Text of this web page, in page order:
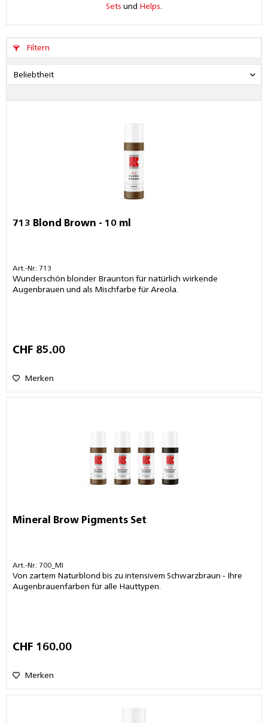
Sets und Helps
Filtern
713 Blond Brown - 10 ml
Art.-Nr.: 713
Wunderschön blonder Braunton für natürlich wirkende
Augenbrauen und als Mischfarbe für Areola.
CHF 85.00
Merken
Mineral Brow Pigments Set
Art.-Nr.: 700_MI
Von zartem Naturblond bis zu intensivem Schwarzbraun - Ihre
Augenbrauenfarben für alle Hauttypen.
CHF 160.00
Merken